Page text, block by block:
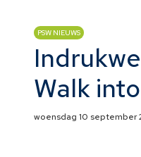
PSW NIEUWS
Walk
woensdag 10 september